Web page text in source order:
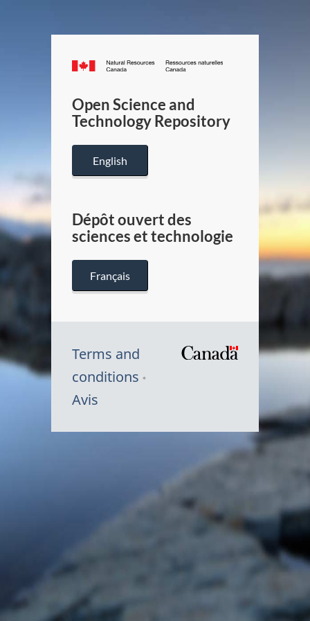
Canada.ca
/
Canada
Open Science and
Technology Repository
English
Dépôt ouvert des
sciences et technologie
Français
Terms and
conditions
Avis
du